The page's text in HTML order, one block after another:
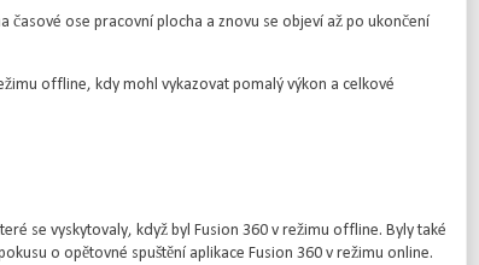
časové ose pracovní plocha a znovu se objeví až po ukončení
offline, kdy mohl vykazovat pomalý výkon a celkové
se vyskytovaly, když byl Fusion 360 v režimu offline. Byly také
o opětovné spuštění aplikace Fusion 360 v režimu online.